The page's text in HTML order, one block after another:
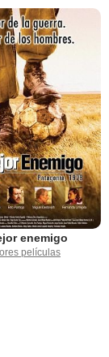
enemigo
películas